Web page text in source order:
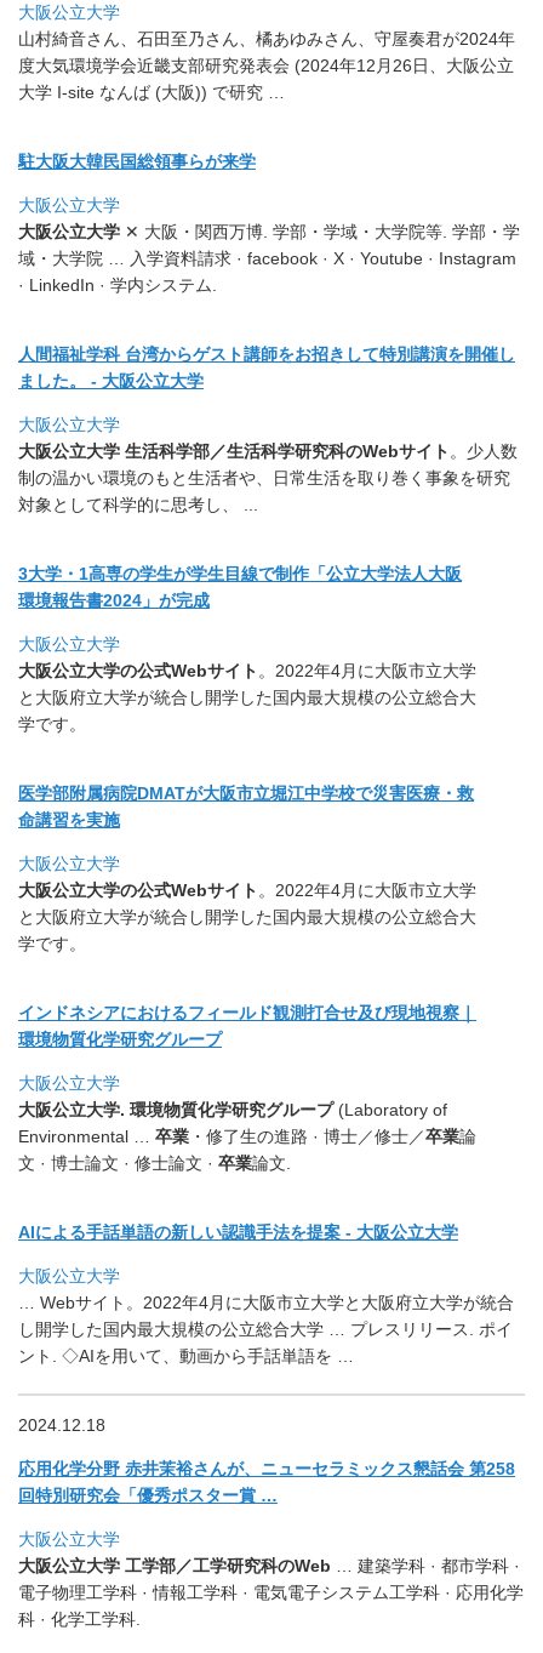
大阪公立大学
山村綺音さん、石田至乃さん、橘あゆみさん、 守屋奏君が2024年
度大気環境学会近畿支部研究発表会 (2024年12月26日、大阪公立
大学 I-site なんば (大阪)) で研究 …
駐大阪大韓民国総領事らが来学
大阪公立大学
大阪公立大学 ✕ 大阪・関西万博. 学部・学域・大学院等. 学部・学
域・大学院 … 入学資料請求 · facebook · X · Youtube · Instagram
· LinkedIn · 学内システム.
人間福祉学科 台湾からゲスト講師をお招きして特別講演を開催し
ました。 - 大阪公立大学
大阪公立大学
大阪公立大学 生活科学部／生活科学研究科のWebサイト 。 少人数
制の温かい環境のもと生活者や、
日常生活を取り巻く事象を研究
対象として科学的に思考し、 ..
3大学・1高専の学生が学生目線で制作「公立大学法人大阪
環境報告書2024」が完成
大阪公立大学
大阪公立大学の公式Webサイト 。 2022年4月に大阪市立大学
と大阪府立大学が統合し開学した国内最大規模の公立総合大
学です。
医学部附属病院DMATが大阪市立堀江中学校で災害医療・救
命講習を実施
大阪公立大学
大阪公立大学の公式Webサイト 。 2022年4月に大阪市立大学
と大阪府立大学が統合し開学した国内最大規模の公立総合大
学です。
インドネシアにおけるフィールド観測打合せ及び現地視察｜
環境物質化学研究グループ
大阪公立大学
大阪公立大学. 環境物質化学研究グループ(Laboratory of
Environmental … 卒業 ・修了生の進路 · 博士／修士／卒業論
文 · 博士論文 · 修士論文 · 卒業論文.
AIによる手話単語の新しい認識手法を提案 - 大阪公立大学
大阪公立大学
… Webサイト。2022年4月に大阪市立大学と大阪府立大学が統合
し開学した国内最大規模の公立総合大学 … プレスリリース. ポイ
ント. ◇AIを用いて、動画から手話単語を …
2024.12.18
応用化学分野 赤井茉裕さんが、ニューセラミックス懇話会 第258
回特別研究会「優秀ポスター賞 …
大阪公立大学
大阪公立大学 工学部／工学研究科のWeb … 建築学科 · 都市学科 ·
電子物理工学科 · 情報工学科 · 電気電子システム工学科 · 応用化学
科 · 化学工学科.